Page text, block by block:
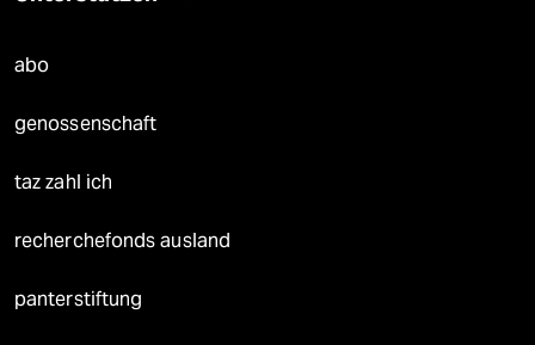
abo
genossenschaft
taz zahl ich
recherchefonds ausland
panterstiftung